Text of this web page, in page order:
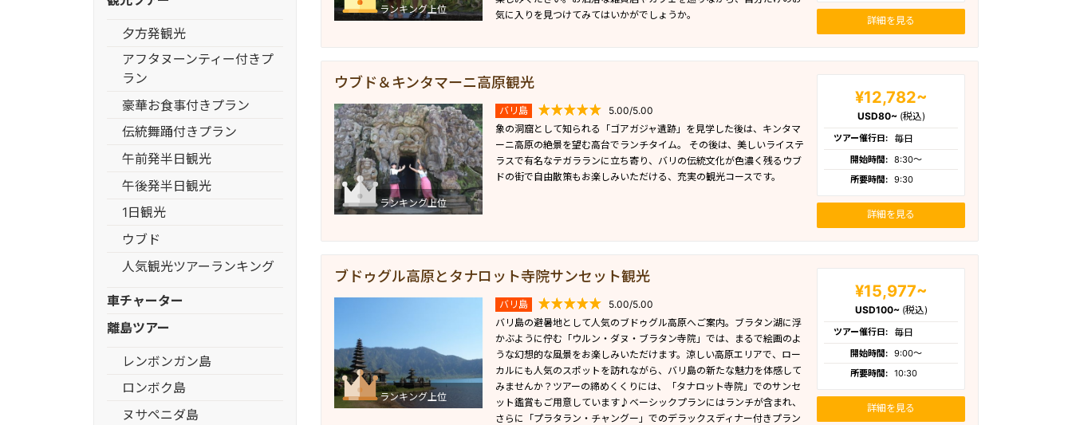
ランキング上位
気に入りを見つけてみてはいかがでしょうか。
詳細を見る
ウブド＆キンタマーニ高原観光
ランキング上位
バリ島
5.00/5.00
象の洞窟として知られる「ゴアガジャ遺跡」を見学した後は、キンタマ
ーニ高原の絶景を望む高台でランチタイム。 その後は、美しいライステ
ラスで有名なテガラランに立ち寄り、バリの伝統文化が色濃く残るウブ
ドの街で自由散策もお楽しみいただける、充実の観光コースです。
¥12,782~
USD80~ (税込)
ツアー催行日: 毎日
開始時間: 8:30〜
所要時間: 9:30
詳細を見る
ブドゥグル高原とタナロット寺院サンセット観光
ランキング上位
バリ島
5.00/5.00
バリ島の避暑地として人気のブドゥグル高原へご案内。ブラタン湖に浮
かぶように佇む「ウルン・ダヌ・ブラタン寺院」では、まるで絵画のよ
うな幻想的な風景をお楽しみいただけます。涼しい高原エリアで、ロー
カルにも人気のスポットを訪れながら、バリ島の新たな魅力を体感して
みませんか？ツアーの締めくくりには、「タナロット寺院」でのサンセ
ット鑑賞もご用意しています♪ベーシックプランにはランチが含まれ、
さらに「プラタラン・チャングー」でのデラックスディナー付きプラン
¥15,977~
USD100~ (税込)
ツアー催行日: 毎日
開始時間: 9:00〜
所要時間: 10:30
詳細を見る
夕方発観光
アフタヌーンティー付きプ
ラン
豪華お食事付きプラン
伝統舞踊付きプラン
午前発半日観光
午後発半日観光
1日観光
ウブド
人気観光ツアーランキング
車チャーター
離島ツアー
レンボンガン島
ロンボク島
ヌサペニダ島